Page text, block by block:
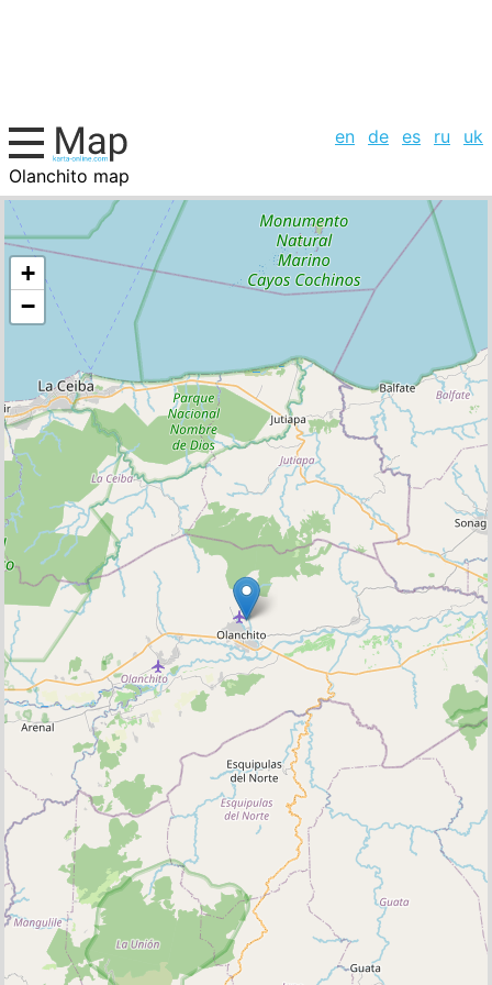
en de es ru
uk
Olanchito map
Honduras, cities list
+
−